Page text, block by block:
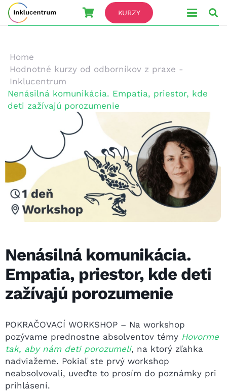
KURZY
Home
Hodnotné kurzy od odborníkov z praxe -
Inklucentrum
Nenásilná komunikácia. Empatia, priestor, kde
deti zažívajú porozumenie
Nenásilná komunikácia.
Empatia, priestor, kde deti
zažívajú porozumenie
POKRAČOVACÍ WORKSHOP – Na workshop
pozývame prednostne absolventov témy Hovorme
tak, aby nám deti porozumeli, na ktorý zľahka
nadviažeme. Pokiaľ ste prvý workshop
neabsolvovali, uveďte to prosím do poznámky pri
prihlásení.